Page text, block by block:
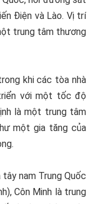
Điện và Lào. Vị trí
trung tâm thương
khi các tòa nhà
với một tốc độ
là một trung tâm
một gia tăng của
nam Trung Quốc
Côn Minh là trung